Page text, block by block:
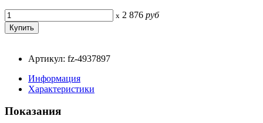
x 2 876 руб
Артикул: fz-4937897
Информация
Характеристики
Показания